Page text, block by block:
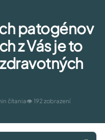
patogénov
z Vás je to
čítania👁 192 zobrazení